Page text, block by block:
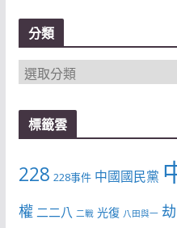
分類
分
標籤雲
228 228事件 中國國民黨
權 二二八 二戰 光復 八田與一